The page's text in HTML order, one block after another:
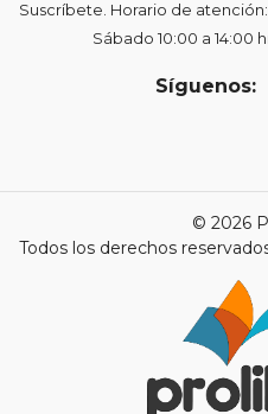
Suscríbete. Horario de atención:
Sábado 10:00 a 14:00
Síguenos:
© 2026
Todos los derechos